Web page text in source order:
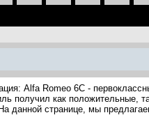
Alfa Romeo 6C -
получил как положительные,
данной странице, мы